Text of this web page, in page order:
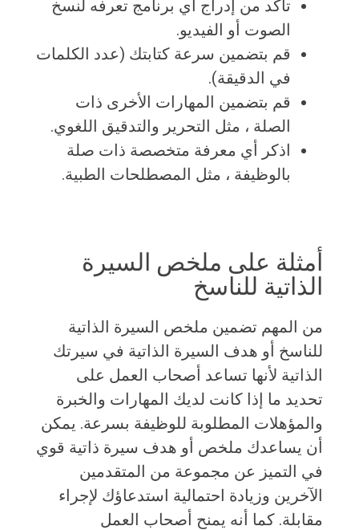
تأكد من إدراج أي برنامج تعرفه لنسخ
الصوت أو الفيديو.
قم بتضمين سرعة كتابتك (عدد الكلمات
في الدقيقة).
قم بتضمين المهارات الأخرى ذات
الصلة ، مثل التحرير والتدقيق اللغوي.
اذكر أي معرفة متخصصة ذات صلة
بالوظيفة ، مثل المصطلحات الطبية.
أمثلة على ملخص السيرة
الذاتية للناسخ
من المهم تضمين ملخص السيرة الذاتية
للناسخ أو هدف السيرة الذاتية في سيرتك
الذاتية لأنها تساعد أصحاب العمل على
تحديد ما إذا كانت لديك المهارات والخبرة
والمؤهلات المطلوبة للوظيفة بسرعة. يمكن
أن يساعدك ملخص أو هدف سيرة ذاتية قوي
في التميز عن مجموعة من المتقدمين
الآخرين وزيادة احتمالية استدعاؤك لإجراء
مقابلة. كما أنه يمنح أصحاب العمل